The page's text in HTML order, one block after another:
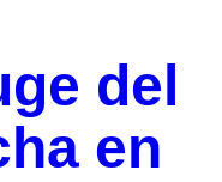
del
en